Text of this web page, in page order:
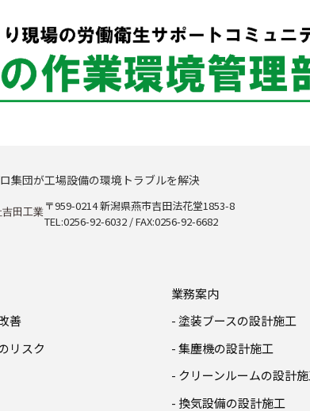
集団が工場設備の環境トラブルを解決
〒959-0214 新潟県燕市吉田法花堂1853-8
TEL:0256-92-6032 / FAX:0256-92-6682
善
リスク
業務案内
- 塗装ブースの設計施工
- 集塵機の設計施工
- クリーンルームの設計
- 換気設備の設計施工